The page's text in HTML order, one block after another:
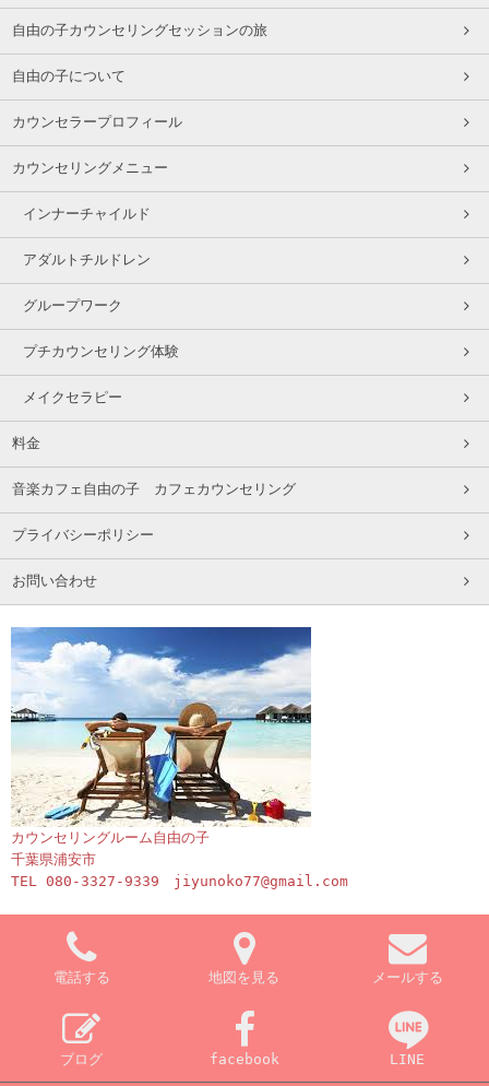
自由の子カウンセリングセッションの旅
自由の子について
カウンセラープロフィール
カウンセリングメニュー
インナーチャイルド
アダルトチルドレン
グループワーク
プチカウンセリング体験
メイクセラピー
料金
音楽カフェ自由の子 カフェカウンセリング
プライバシーポリシー
お問い合わせ
カウンセリングルーム自由の子
千葉県浦安市
TEL 080-3327-9339 jiyunoko77@gmail.com
電話する 地図を見る メールする
ブログ facebook LINE